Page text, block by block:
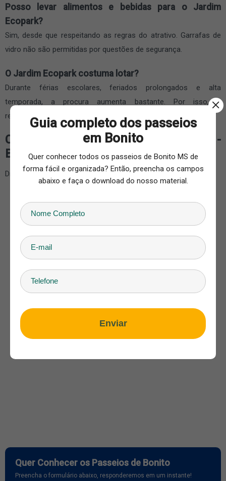
Posso levar alimentos e bebidas para o Jardim
Ecopark?
Sim, desde que respeitando as regras do atrativo. Garrafas de
vidro não são permitidas por questões de segurança.
O Jardim Ecopark costuma lotar?
Durante férias escolares, feriados prolongados e alta
temporada, a procura aumenta bastante. Por isso, é
recomendável garantir sua reserva antecipadamente.
Como chegar no Jardim Ecopark -
Balneário
Distância de Bonito 59 km do centro de Bonito-MS
Quer Conhecer os Passeios de Bonito
Preencha o formulário abaixo, responderemos em um instante!
Guia completo dos passeios
em Bonito
Quer conhecer todos os passeios de Bonito MS de
forma fácil e organizada? Então, preencha os campos
abaixo e faça o download do nosso material.
Enviar